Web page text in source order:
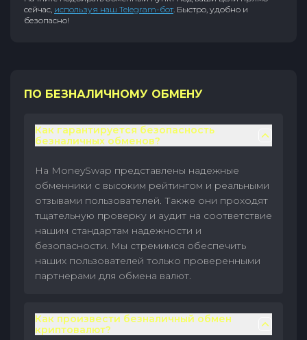
сейчас, используя наш Telegram-бот. Быстро, удобно и
безопасно!
ПО БЕЗНАЛИЧНОМУ ОБМЕНУ
Как гарантируется безопасность
безналичных обменов?
На MoneySwap представлены надежные
обменники с высоким рейтингом и реальными
отзывами пользователей. Также они проходят
тщательную проверку и аудит на соответствие
нашим стандартам надежности и
безопасности. Мы стремимся обеспечить
наших пользователей только проверенными
партнерами для обмена валют.
Как произвести безналичный обмен
криптовалют?